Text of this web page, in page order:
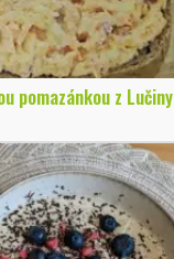
pomazánkou z Lučiny